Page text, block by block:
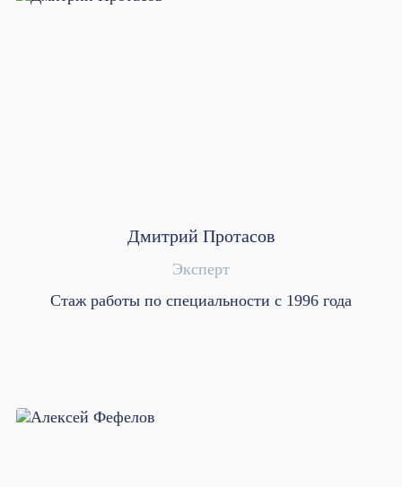
Дмитрий Протасов
Эксперт
Стаж работы по специальности с 1996 года